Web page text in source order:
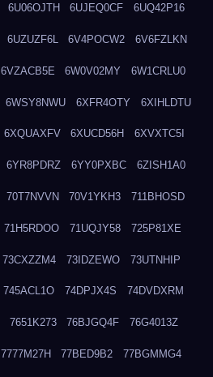
6U06OJTH 6UJEQ0CF 6UQ42P16
6UZUZF6L 6V4POCW2 6V6FZLKN
6VZACB5E 6W0V02MY 6W1CRLU0
6WSY8NWU 6XFR4OTY 6XIHLDTU
6XQUAXFV 6XUCD56H 6XVXTC5I
6YR8PDRZ 6YY0PXBC 6ZISH1A0
70T7NVVN 70V1YKH3 711BHOSD
71H5RDOO 71UQJY58 725P81XE
73CXZZM4 73IDZEWO 73UTNHIP
745ACL1O 74DPJX4S 74DVDXRM
7651K273 76BJGQ4F 76G4013Z
7777M27H 77BED9B2 77BGMMG4